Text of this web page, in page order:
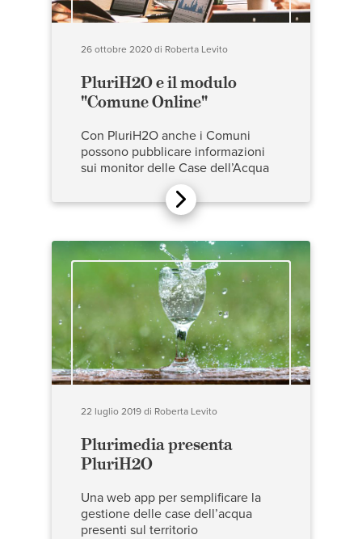
26 ottobre 2020 di Roberta Levito
PluriH2O e il modulo
"Comune Online"
Con PluriH2O anche i Comuni
possono pubblicare informazioni
sui monitor delle Case dell’Acqua
22 luglio 2019 di Roberta Levito
Plurimedia presenta
PluriH2O
Una web app per semplificare la
gestione delle case dell’acqua
presenti sul territorio